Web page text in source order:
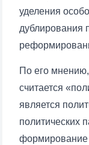
уделения
дублирования
По его
считается
является
политических
формирование